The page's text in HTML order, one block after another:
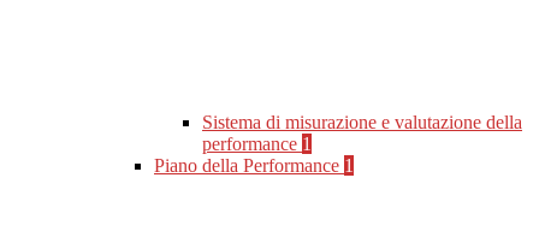
Sistema di misurazione e valutazione della
performance 1
Piano della Performance 1